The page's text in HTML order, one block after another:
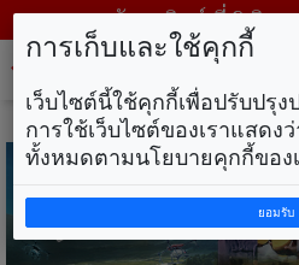
วันอาทิตย์ ที่ 9 สิงห
การเก็บและใช้คุกกี้
เว็บไซต์นี้ใช้คุกกี้เพื่อปรับปรุ
การใช้เว็บไซต์ของเราแสด
ทั้งหมดตามนโยบายคุกกี้ของ
ยอมรับ